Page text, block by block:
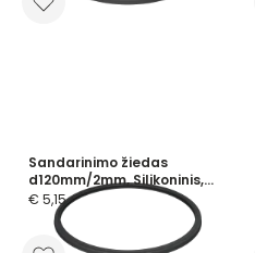
Sandarinimo žiedas
d120mm/2mm, Silikoninis,
skaidrus
€ 5,15